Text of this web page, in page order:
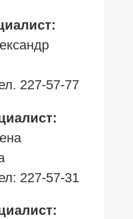
227-57-77
227-57-31